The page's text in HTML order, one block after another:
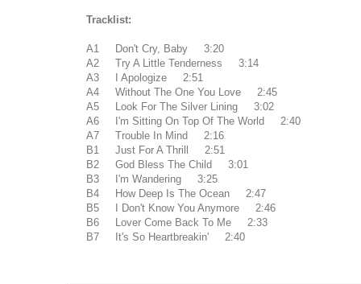
Tracklist:
A1 Don't Cry, Baby 3:20
A2 Try A Little Tenderness 3:14
A3 I Apologize 2:51
A4 Without The One You Love 2:45
A5 Look For The Silver Lining 3:02
A6 I'm Sitting On Top Of The World 2:40
A7 Trouble In Mind 2:16
B1 Just For A Thrill 2:51
B2 God Bless The Child 3:01
B3 I'm Wandering 3:25
B4 How Deep Is The Ocean 2:47
B5 I Don't Know You Anymore 2:46
B6 Lover Come Back To Me 2:33
B7 It's So Heartbreakin' 2:40